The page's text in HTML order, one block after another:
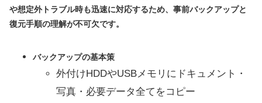
や想定外トラブル時も迅速に対応するため、事前バックアップと
復元手順の理解が不可欠です。
バックアップの基本策
外付けHDDやUSBメモリにドキュメント・
写真・必要データ全てをコピー